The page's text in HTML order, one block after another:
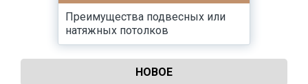
Преимущества подвесных или
натяжных потолков
НОВОЕ